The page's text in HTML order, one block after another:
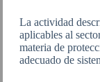
La actividad
aplicables al
materia de
adecuado de